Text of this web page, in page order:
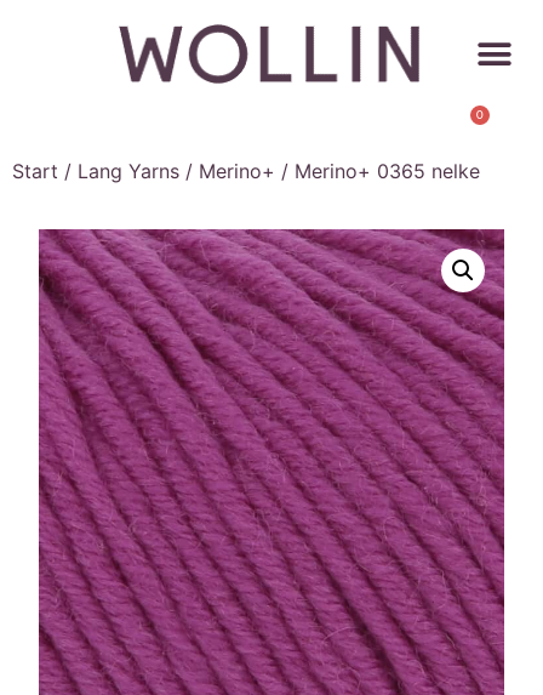
0
Start / Lang Yarns / Merino+ / Merino+ 0365 nelke